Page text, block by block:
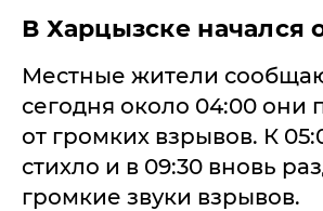
​В Харцызске начался
Местные жители
сегодня около 04:00 они
от громких взрывов. К
стихло и в 09:30 вновь
громкие звуки взрывов.